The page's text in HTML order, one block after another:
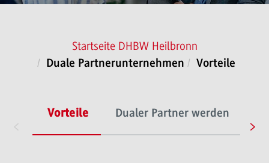
Startseite DHBW Heilbronn
Duale Partnerunternehmen Vorteile
Vorteile Dualer Partner werden